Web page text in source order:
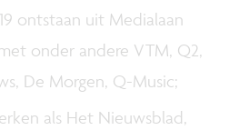
ontstaan uit Medialaan
onder andere VTM, Q2,
De Morgen, Q-Music;
als Het Nieuwsblad,